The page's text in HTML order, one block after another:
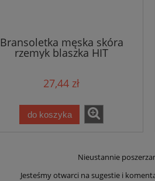
Bransoletka męska skóra
rzemyk blaszka HIT
27,44 zł
do koszyka
Nieustannie
Jesteśmy otwarci na sugestie i